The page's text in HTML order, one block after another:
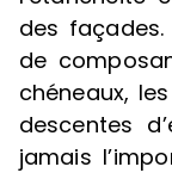
des
de
chéneaux,
descentes
jamais